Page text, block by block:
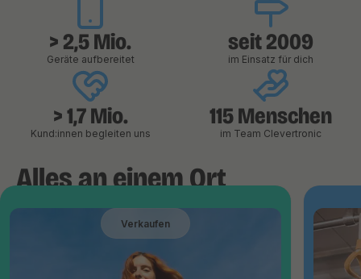
> 2,5 Mio.
Geräte aufbereitet
seit 2009
im Einsatz für dich
> 1,7 Mio.
Kund:innen begleiten uns
115 Menschen
im Team Clevertronic
Alles an einem Ort
Verkaufen